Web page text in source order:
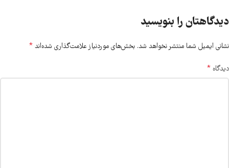
دیدگاهتان را بنویسید
نشانی ایمیل شما منتشر نخواهد شد. بخش‌های موردنیاز علامت‌گذاری شده‌اند *
دیدگاه *